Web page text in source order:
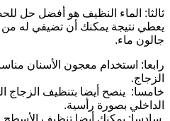
الماء النظيف هو أفضل حل
ماء.
استخدام معجون الأسنان
ينصح أيضا بتنظيف الزجاج
بصورة رأسية.